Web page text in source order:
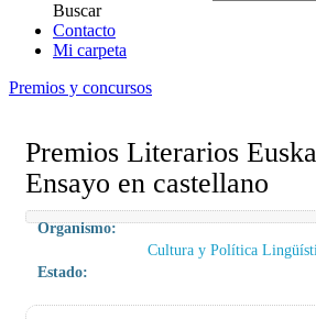
Buscar
Contacto
Mi carpeta
Premios y concursos
Premios Literarios
Ensayo en castellano
Organismo:
Cultura y Política
Estado: